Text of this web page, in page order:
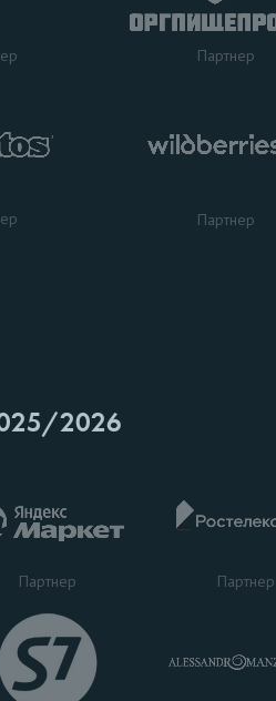
Партнер
Партнер
2026
Партнер Партнер